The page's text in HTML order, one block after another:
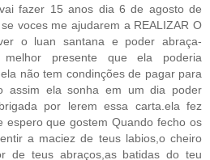
fazer 15 anos dia 6 de agosto de
voces me ajudarem a REALIZAR O
o luan santana e poder abraça-
presente que ela poderia
não tem condinções de pagar para
assim ela sonha em um dia poder
por lerem essa carta.ela fez
espero que gostem Quando fecho os
a maciez de teus labios,o cheiro
de teus abraços,as batidas do teu